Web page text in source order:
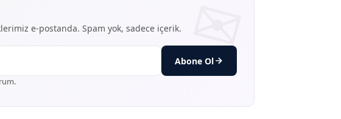
e-postanda. Spam yok, sadece içerik.
Abone Ol